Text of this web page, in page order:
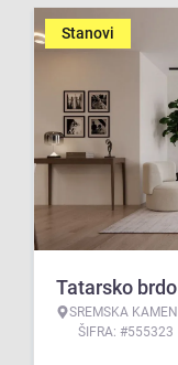
Stanovi
Tatarsko brdo
SREMSKA
ŠIFRA: #555323